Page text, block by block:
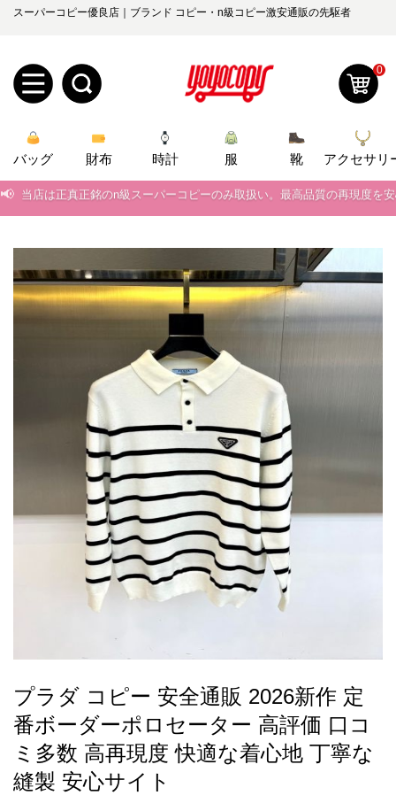
スーパーコピー優良店｜ブランド コピー・n級コピー激安通販の先駆者
規
ユ
ザ
ロ
グ
ン
オ
2026人気特集
衣装セット
住まい用品
アクセサリー
スカーフ
アイフォーンケ
お
す
す
め
商
品
0
バッグ 財布 時計 服 靴
アクセサリ
📢 新作入荷！ルイ・ヴィトンスーパーコピー バッグ最新モデルが登場。
📢 当店は正真正銘のn級スーパーコピーのみ取扱い。最高品質の再現度を
2026春の新作続々更新中！期間中のご注文でお得な割引をご利用いただ
新作入荷！ルイ・ヴィトンスーパーコピー バッグ最新モデルが登場。
プラダ コピー 安全通販 2026新作 定
番ボーダーポロセーター 高評価 口コ
ミ多数 高再現度 快適な着心地 丁寧な
縫製 安心サイト